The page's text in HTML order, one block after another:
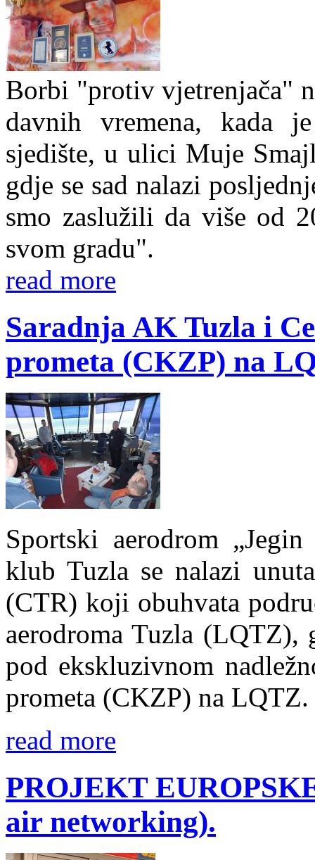
Borbi "protiv vjetrenjača"
davnih vremena, kada
sjedište, u ulici Muje
gdje se sad nalazi
smo zaslužili da više od
svom gradu".
read more
Saradnja AK Tuzla i
prometa (CKZP) na
Sportski aerodrom
klub Tuzla se nalazi
(CTR) koji obuhvata
aerodroma Tuzla (LQTZ),
pod ekskluzivnom
prometa (CKZP) na LQTZ.
read more
PROJEKT
air networking).